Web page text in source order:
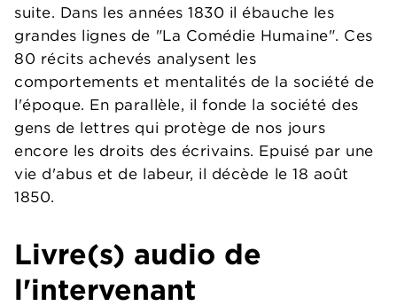
suite. Dans les années 1830 il ébauche les
grandes lignes de "La Comédie Humaine". Ces
80 récits achevés analysent les
comportements et mentalités de la société de
l'époque. En parallèle, il fonde la société des
gens de lettres qui protège de nos jours
encore les droits des écrivains. Epuisé par une
vie d'abus et de labeur, il décède le 18 août
1850.
Livre(s) audio de
l'intervenant